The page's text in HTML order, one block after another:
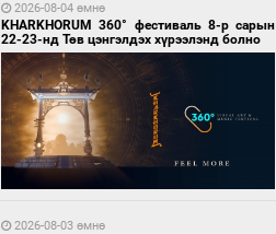
1 өдрийн өмнө өмнө
2026-08-04 өмнө
KHARKHORUM 360° фестиваль 8-р сарын
22-23-нд Төв цэнгэлдэх хүрээлэнд болно
2026-08-03 өмнө